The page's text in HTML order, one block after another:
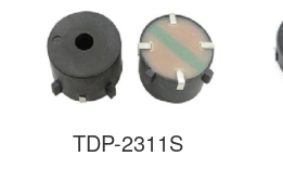
TDP-2311S